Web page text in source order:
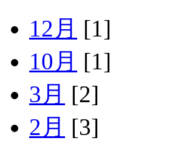
12月 [1]
10月 [1]
3月 [2]
2月 [3]